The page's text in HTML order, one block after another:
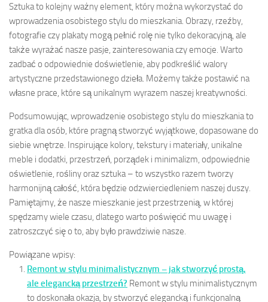
Sztuka to kolejny ważny element, który można wykorzystać do
wprowadzenia osobistego stylu do mieszkania. Obrazy, rzeźby,
fotografie czy plakaty mogą pełnić rolę nie tylko dekoracyjną, ale
także wyrażać nasze pasje, zainteresowania czy emocje. Warto
zadbać o odpowiednie doświetlenie, aby podkreślić walory
artystyczne przedstawionego dzieła. Możemy także postawić na
własne prace, które są unikalnym wyrazem naszej kreatywności.
Podsumowując, wprowadzenie osobistego stylu do mieszkania to
gratka dla osób, które pragną stworzyć wyjątkowe, dopasowane do
siebie wnętrze. Inspirujące kolory, tekstury i materiały, unikalne
meble i dodatki, przestrzeń, porządek i minimalizm, odpowiednie
oświetlenie, rośliny oraz sztuka – to wszystko razem tworzy
harmonijną całość, która będzie odzwierciedleniem naszej duszy.
Pamiętajmy, że nasze mieszkanie jest przestrzenią, w której
spędzamy wiele czasu, dlatego warto poświęcić mu uwagę i
zatroszczyć się o to, aby było prawdziwie nasze.
Powiązane wpisy:
Remont w stylu minimalistycznym – jak stworzyć prostą,
ale elegancką przestrzeń? Remont w stylu minimalistycznym
to doskonała okazja, by stworzyć elegancką i funkcjonalną